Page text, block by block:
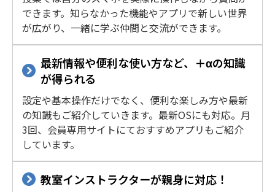
できます。知らなかった機能やアプリで新しい世界
が広がり、一緒に学ぶ仲間と交流ができます。
最新情報や便利な使い方など、＋αの知識
が得られる
設定や基本操作だけでなく、便利な楽しみ方や最新
の知識もご紹介していきます。最新OSにも対応。月
3回、会員専用サイトにておすすめアプリもご紹介
しています。
教室インストラクターが親身に対応！